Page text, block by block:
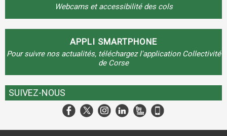
Webcams et accessibilité des cols
APPLI SMARTPHONE
Pour suivre nos actualités, téléchargez l'application Collectivité
de Corse
SUIVEZ-NOUS